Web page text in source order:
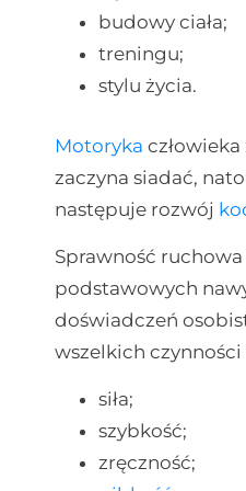
budowy ciała;
treningu;
stylu życia.
Motoryka
zaczyna siadać,
następuje rozwój
Sprawność
podstawowych
doświadczeń
wszelkich
siła;
szybkość;
zręczność;